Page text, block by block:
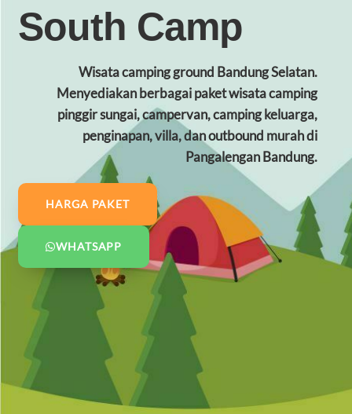
South Camp
Wisata camping ground Bandung Selatan.
Menyediakan berbagai paket wisata camping
pinggir sungai, campervan, camping keluarga,
penginapan, villa, dan outbound murah di
Pangalengan Bandung.
HARGA PAKET
WHATSAPP